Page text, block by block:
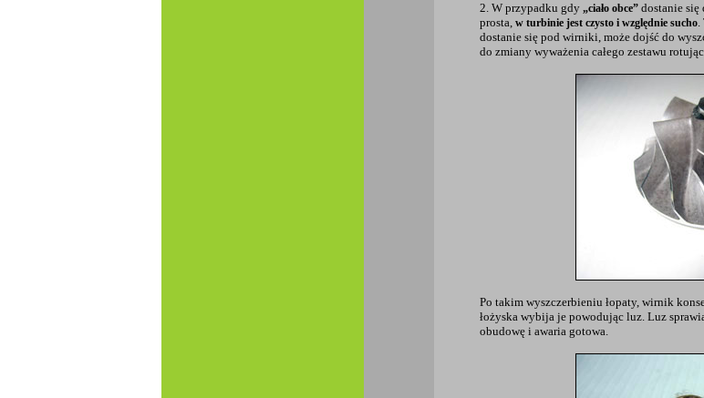
2. W przypadku gdy „ciało obce” dostanie
prosta, w turbinie jest czysto i względnie sucho
dostanie się pod wirniki, może dojść do
do zmiany wyważenia całego zestawu
Po takim wyszczerbieniu łopaty, wirnik
łożyska wybija je powodując luz. Luz
obudowę i awaria gotowa.